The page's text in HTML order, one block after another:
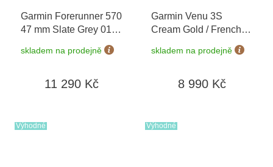
Garmin Forerunner 570
47 mm Slate Grey 010-
skladem na prodejně
11 290 Kč
Garmin Venu 3S
Cream Gold / French
Gray, Silicone Band
010-02785-02
skladem na prodejně
8 990 Kč
Výhodné Výhodné